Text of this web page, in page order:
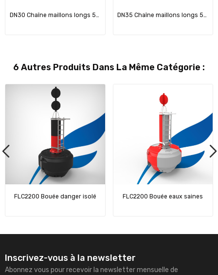
DN30 Chaîne maillons longs 5xD DN35 Chaîne maillons longs 5xD
6 Autres Produits Dans La Même Catégorie :
FLC2200 Bouée danger isolé FLC2200 Bouée eaux saines
Inscrivez-vous à la newsletter
Abonnez vous pour recevoir la newsletter mensuelle de